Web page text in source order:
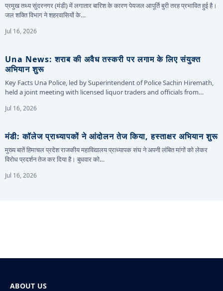
प्रमुख तथ्य सुंदरनगर (मंडी) में लगातार बारिश के कारण पेयजल आपूर्ति बुरी तरह प्रभावित हुई है।
जल शक्ति विभाग ने शहरवासियों के…
Jul 16, 2026
Una News: शराब की अवैध तस्करी पर लगाम के लिए संयुक्त
अभियान शुरू
Key Facts Una Police, led by Superintendent of Police Sachin Hiremath,
held a joint meeting with licensed liquor traders and officials from…
Jul 16, 2026
मंडी: कॉलेज प्राध्यापकों ने आंदोलन तेज किया, हस्ताक्षर अभियान शुरू
मुख्य बातें हिमाचल प्रदेश राजकीय महाविद्यालय प्राध्यापक संघ ने अपनी लंबित मांगों को लेकर
विरोध प्रदर्शन तेज कर दिया है। बुधवार को…
Jul 16, 2026
ABOUT US